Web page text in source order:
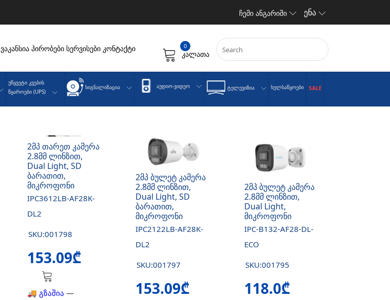
ჩემი ანგარიში ენა
ვაკანსია პირობები სერვისები კონტაქტი 0
კალათა
Უწყვეტი Კვების
Წყაროები (UPS)
Სიგნალიზაცია Აუდიო-Ვიდეო Ტელევიზია Ხელსაწყოები SALE
2მპ თარეთ კამერა
2.8მმ ლინზით,
Dual Light, SD
ბარათით,
მიკროფონი
IPC3612LB-AF28K-
DL2
SKU:001798
153.09₾
🚚 გზაშია —
2მპ ბულეტ კამერა
2.8მმ ლინზით,
Dual Light, SD
ბარათით,
მიკროფონი
IPC2122LB-AF28K-
DL2
SKU:001797
153.09₾
2მპ ბულეტ კამერა
2.8მმ ლინზით,
Dual Light,
მიკროფონი
IPC-B132-AF28-DL-
ECO
SKU:001795
118.0₾